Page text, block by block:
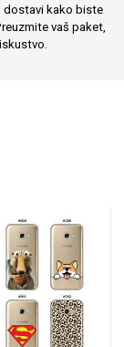
dostavi kako biste
vaš paket,